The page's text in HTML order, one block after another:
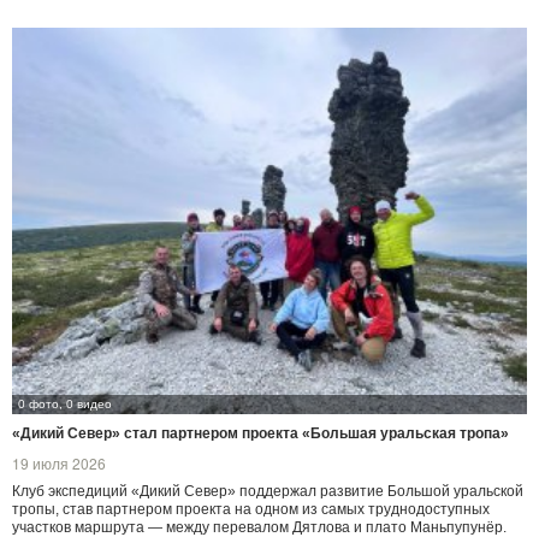
0 фото, 0 видео
«Дикий Север» стал партнером проекта «Большая уральская тропа»
19 июля 2026
Клуб экспедиций «Дикий Север» поддержал развитие Большой уральской
тропы, став партнером проекта на одном из самых труднодоступных
участков маршрута — между перевалом Дятлова и плато Маньпупунёр.